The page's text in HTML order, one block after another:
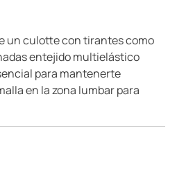
un culotte con tirantes como
entejido multielástico
para mantenerte
en la zona lumbar para